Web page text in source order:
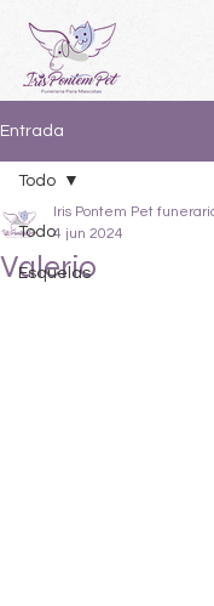
Entrada
Todo
Esquelas
Todo
Valerio
Iris Pontem Pet
4 jun 2024